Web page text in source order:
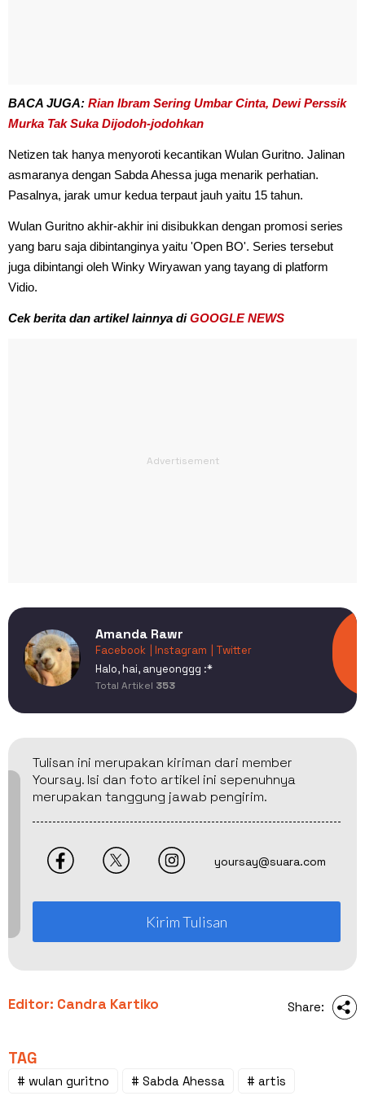
BACA JUGA: Rian Ibram Sering Umbar Cinta, Dewi Perssik
Murka Tak Suka Dijodoh-jodohkan
Netizen tak hanya menyoroti kecantikan Wulan Guritno. Jalinan
asmaranya dengan Sabda Ahessa juga menarik perhatian.
Pasalnya, jarak umur kedua terpaut jauh yaitu 15 tahun.
Wulan Guritno akhir-akhir ini disibukkan dengan promosi series
yang baru saja dibintanginya yaitu 'Open BO'. Series tersebut
juga dibintangi oleh Winky Wiryawan yang tayang di platform
Vidio.
Cek berita dan artikel lainnya diGOOGLE NEWS
Amanda Rawr
Facebook | Instagram
| Twitter
Halo, hai, anyeonggg :*
Total Artikel 353
Tulisan ini merupakan kiriman dari member
Yoursay. Isi dan foto artikel ini sepenuhnya
merupakan tanggung jawab pengirim.
yoursay@suara.com
Kirim Tulisan
Editor: Candra Kartiko Share:
TAG
# wulan guritno # Sabda Ahessa # artis